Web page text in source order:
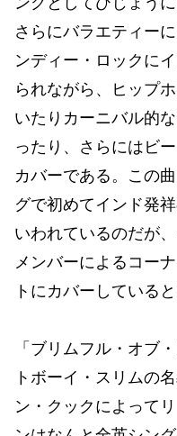
さらにバラエティー
ンディー・ロックに
られながら、ヒップ
いたりカーニバル的
ったり、さらにはビ
カバーである。この
グで初めてインド発
いわれているのだが
メンバーによるコー
トにカバーしている
「ブリムフル・オブ
トボーイ・スリムの
ン・クックによって